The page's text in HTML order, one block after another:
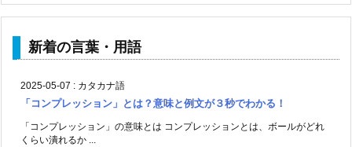
新着の言葉・用語
2025-05-07 : カタカナ語
「コンプレッション」とは？意味と例文が３秒でわかる！
「コンプレッション」の意味とは コンプレッションとは、ボールがどれ
くらい潰れるか ...